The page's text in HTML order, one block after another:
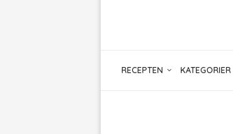
RECEPTEN KATEGORIER